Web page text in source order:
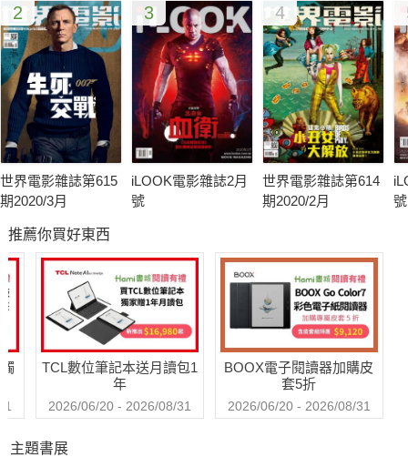
32 好萊塢失憶電影
以失憶題材作為創作在好萊塢電影中是屢見不鮮，而且各個類型
都能搞失憶。
但無論是哪一類型，失憶代表的始終是一個尋找自我的過程。失
憶的事件是促使主人翁展開旅程的動機，而旅行的最後終點則是
面對並找到內心真正的自我。
2
世界電影雜誌第615
期2020/3月
3
iLOOK電影雜誌2月
號
4
世界電影雜誌第614
期2020/2月
號
推薦你買好東西
TCL數位筆記本送月讀包1
年
2026/06/20 - 2026/08/31
BOOX電子閱讀器加購皮
套5折
2026/06/20 - 2026/08/31
主題書展